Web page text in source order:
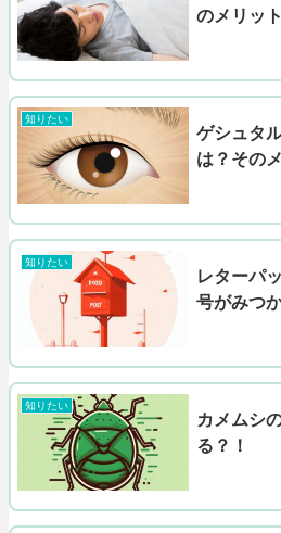
のメリッ
知りたい
ゲシュタ
は？その
知りたい
レターパ
号がみつ
知りたい
カメムシ
る？！